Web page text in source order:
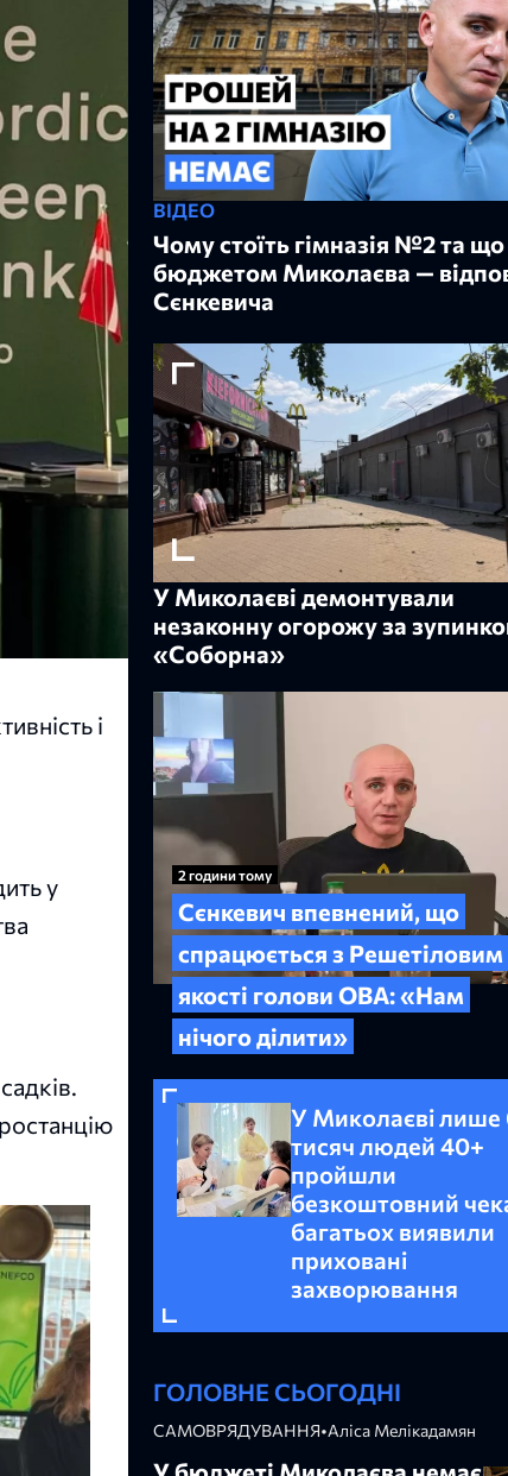
і
у
ВІДЕО
Чому стоїть гімназія №2 та що
бюджетом Миколаєва —
Сєнкевича
У Миколаєві демонтували
незаконну огорожу за
«Соборна»
2 години тому
Сєнкевич впевнений, що
спрацюється з Решетіловим
якості голови ОВА: «Нам
нічого ділити»
У Миколаєві лише
тисяч людей 40+
пройшли
безкоштовний
багатьох виявили
приховані
захворювання
ГОЛОВНЕ СЬОГОДНІ
САМОВРЯДУВАННЯ•Аліса Мелікадамян